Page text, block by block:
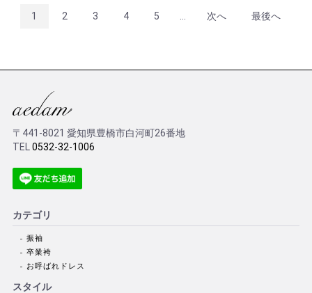
1 2 3 4 5 次へ 最後へ
〒441-8021 愛知県豊橋市白河町26番地
TEL 0532-32-1006
カテゴリ
振袖
卒業袴
お呼ばれドレス
スタイル